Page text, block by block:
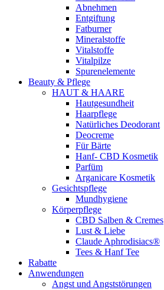
Abnehmen
Entgiftung
Fatburner
Mineralstoffe
Vitalstoffe
Vitalpilze
Spurenelemente
Beauty & Pflege
HAUT & HAARE
Hautgesundheit
Haarpflege
Natürliches Deodorant
Deocreme
Für Bärte
Hanf- CBD Kosmetik
Parfüm
Arganicare Kosmetik
Gesichtspflege
Mundhygiene
Körperpflege
CBD Salben & Cremes
Lust & Liebe
Claude Aphrodisiacs®
Tees & Hanf Tee
Rabatte
Anwendungen
Angst und Angststörungen